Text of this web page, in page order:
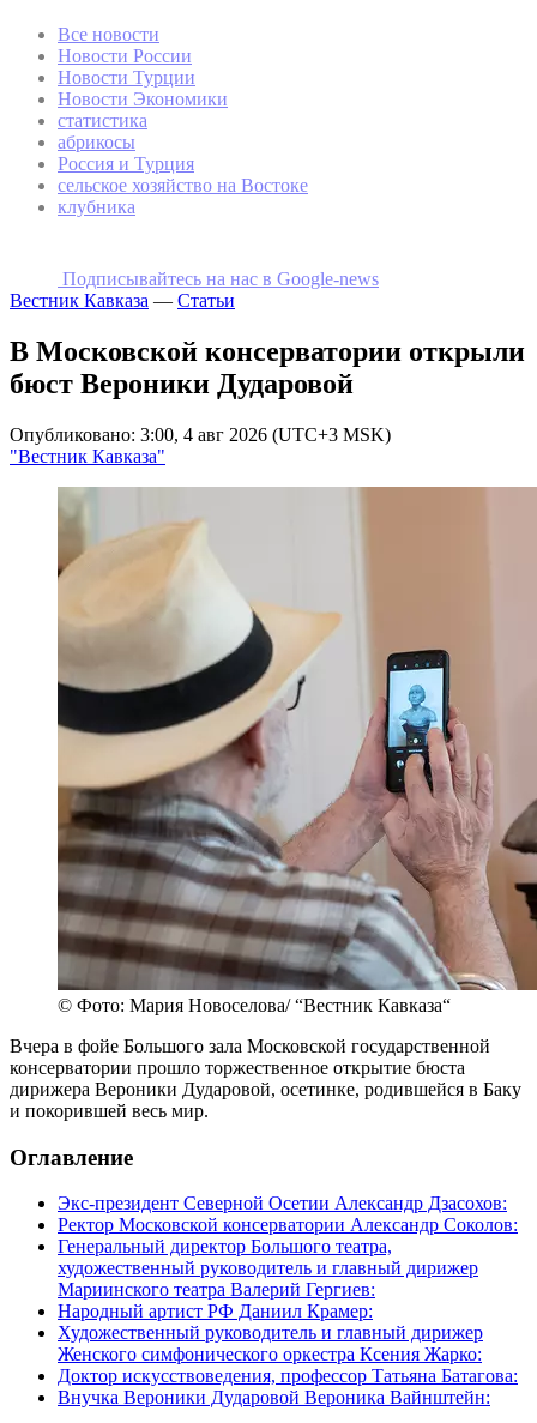
Все новости
Новости России
Новости Турции
Новости Экономики
статистика
абрикосы
Россия и Турция
сельское хозяйство на Востоке
клубника
Подписывайтесь на наc в Google-news
Вестник Кавказа — Статьи
В Московской консерватории открыли
бюст Вероники Дударовой
Опубликовано: 3:00, 4 авг 2026 (UTC+3 MSK)
"Вестник Кавказа"
© Фото: Мария Новоселова/ “Вестник Кавказа“
Вчера в фойе Большого зала Московской государственной
консерватории прошло торжественное открытие бюста
дирижера Вероники Дударовой, осетинке, родившейся в Баку
и покорившей весь мир.
Оглавление
Экс-президент Северной Осетии Александр Дзасохов:
Ректор Московской консерватории Александр Соколов:
Генеральный директор Большого театра,
художественный руководитель и главный дирижер
Мариинского театра Валерий Гергиев:
Народный артист РФ Даниил Крамер:
Художественный руководитель и главный дирижер
Женского симфонического оркестра Ксения Жарко:
Доктор искусствоведения, профессор Татьяна Батагова:
Внучка Вероники Дударовой Вероника Вайнштейн: